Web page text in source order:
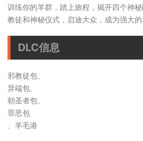
训练你的羊群，踏上旅程，揭开四个神
教徒和神秘仪式，启迪大众，成为强大的
DLC信息
邪教徒包、
异端包、
朝圣者包、
罪恶包
、羊毛港